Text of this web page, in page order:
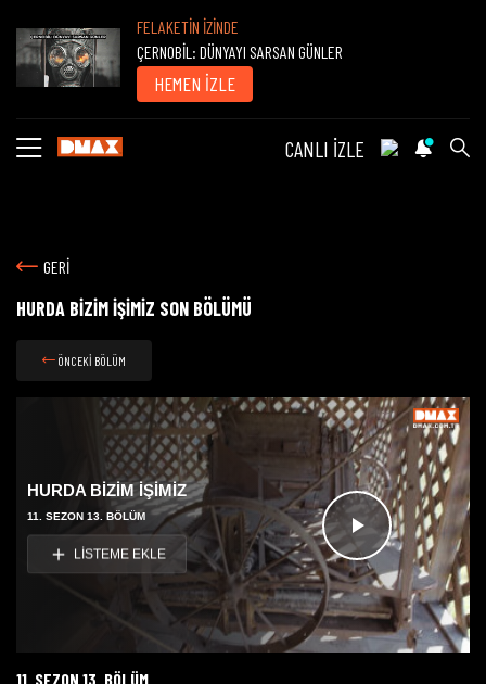
FELAKETİN İZİNDE
ÇERNOBİL: DÜNYAYI SARSAN GÜNLER
HEMEN İZLE
CANLI İZLE
GERİ
HURDA BİZİM İŞİMİZ SON BÖLÜMÜ
ÖNCEKİ BÖLÜM
Videoyu
Oynat
HURDA BİZİM İŞİMİZ
11. SEZON 13. BÖLÜM
LİSTEME EKLE
11. SEZON 13. BÖLÜM